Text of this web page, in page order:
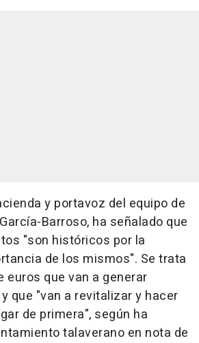
y portavoz del equipo de
Barroso, ha señalado que
"son históricos por la
de los mismos". Se trata
euros que van a generar
que "van a revitalizar y hacer
de primera", según ha
talaverano en nota de